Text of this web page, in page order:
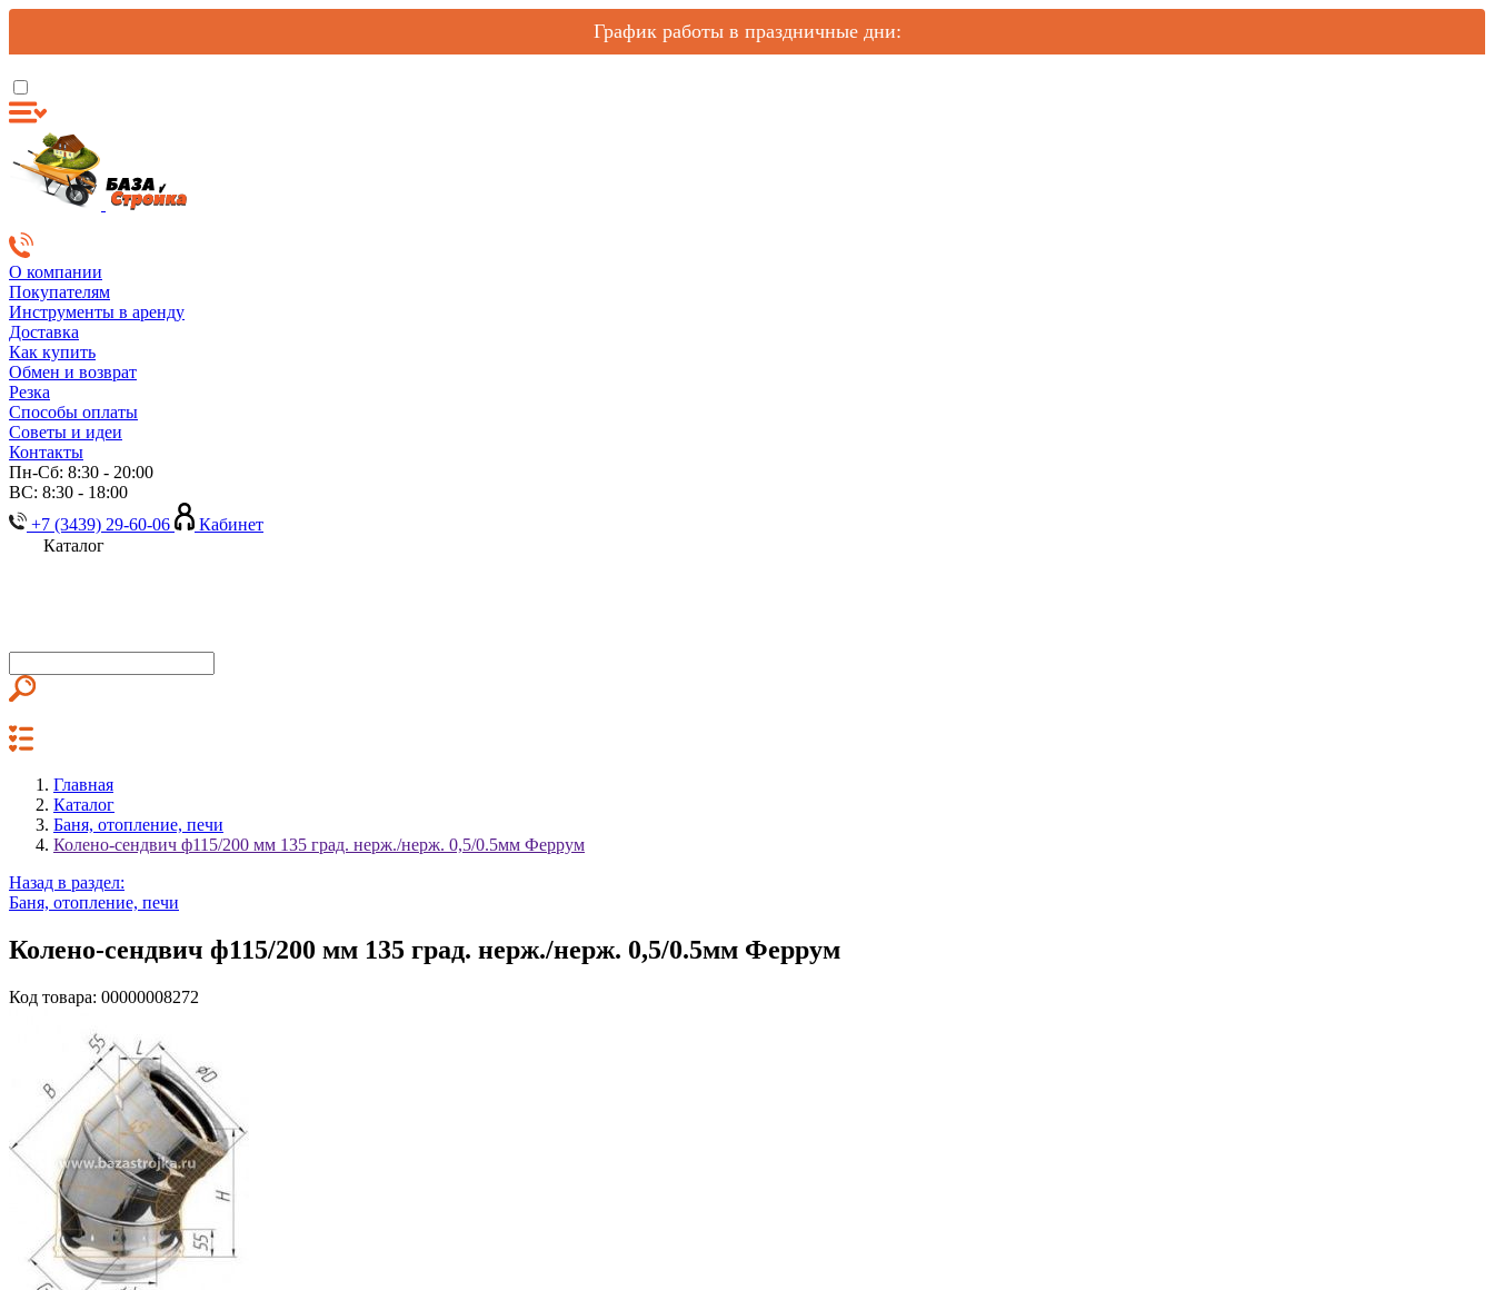
График работы в праздничные дни:
О компании
Покупателям
Инструменты в аренду
Доставка
Как купить
Обмен и возврат
Резка
Способы оплаты
Советы и идеи
Контакты
Пн-Сб: 8:30 - 20:00
ВС: 8:30 - 18:00
+7 (3439) 29-60-06
Кабинет
Каталог
Главная
Каталог
Баня, отопление, печи
Колено-сендвич ф115/200 мм 135 град. нерж./нерж. 0,5/0.5мм Феррум
Назад в раздел:
Баня, отопление, печи
Колено-сендвич ф115/200 мм 135 град. нерж./нерж. 0,5/0.5мм Феррум
Код товара: 00000008272